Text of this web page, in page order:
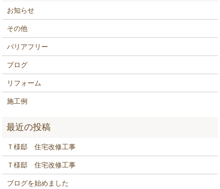
お知らせ
その他
バリアフリー
ブログ
リフォーム
施工例
Ｔ様邸 住宅改修工事
Ｔ様邸 住宅改修工事
ブログを始めました